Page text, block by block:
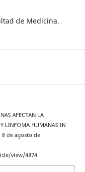
de Medicina.
AFECTAN LA
LINFOMA HUMANAS IN
8 de agosto de
view/4874